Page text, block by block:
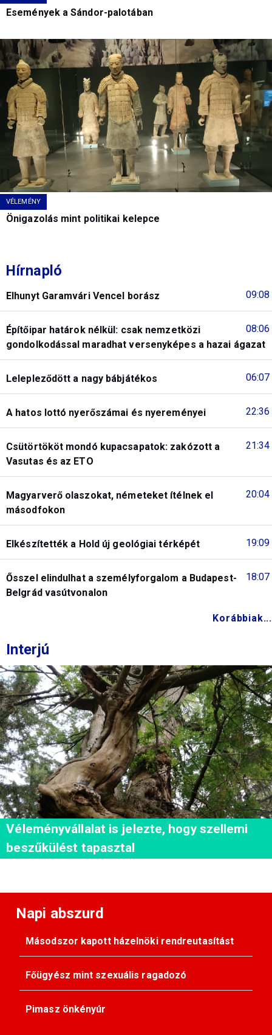
Események a Sándor-palotában
VÉLEMÉNY
Önigazolás mint politikai kelepce
Hírnapló
09:08
Elhunyt Garamvári Vencel borász
08:06
Építőipar határok nélkül: csak nemzetközi
gondolkodással maradhat versenyképes a hazai ágazat
06:07
Lelepleződött a nagy bábjátékos
22:36
A hatos lottó nyerőszámai és nyereményei
21:34
Csütörtököt mondó kupacsapatok: zakózott a
Vasutas és az ETO
20:04
Magyarverő olaszokat, németeket ítélnek el
másodfokon
19:09
Elkészítették a Hold új geológiai térképét
18:07
Ősszel elindulhat a személyforgalom a Budapest-
Belgrád vasútvonalon
Korábbiak...
Interjú
Véleményvállalat is jelezte, hogy szellemi
beszűkülést tapasztal
Napi abszurd
Másodszor kapott házelnöki rendreutasítást
Főügyész mint szexuális ragadozó
Pimasz önkényúr